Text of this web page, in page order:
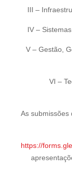
III –
IV –
V – Gestão,
VI –
As submissões
https://